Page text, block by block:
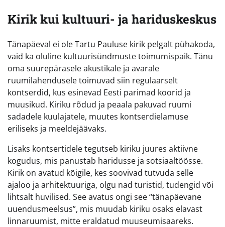
Kirik kui kultuuri- ja hariduskeskus
Tänapäeval ei ole Tartu Pauluse kirik pelgalt pühakoda,
vaid ka oluline kultuurisündmuste toimumispaik. Tänu
oma suurepärasele akustikale ja avarale
ruumilahendusele toimuvad siin regulaarselt
kontserdid, kus esinevad Eesti parimad koorid ja
muusikud. Kiriku rõdud ja peaala pakuvad ruumi
sadadele kuulajatele, muutes kontserdielamuse
eriliseks ja meeldejäävaks.
Lisaks kontsertidele tegutseb kiriku juures aktiivne
kogudus, mis panustab haridusse ja sotsiaaltöösse.
Kirik on avatud kõigile, kes soovivad tutvuda selle
ajaloo ja arhitektuuriga, olgu nad turistid, tudengid või
lihtsalt huvilised. See avatus ongi see “tänapäevane
uuendusmeelsus”, mis muudab kiriku osaks elavast
linnaruumist, mitte eraldatud muuseumisaareks.